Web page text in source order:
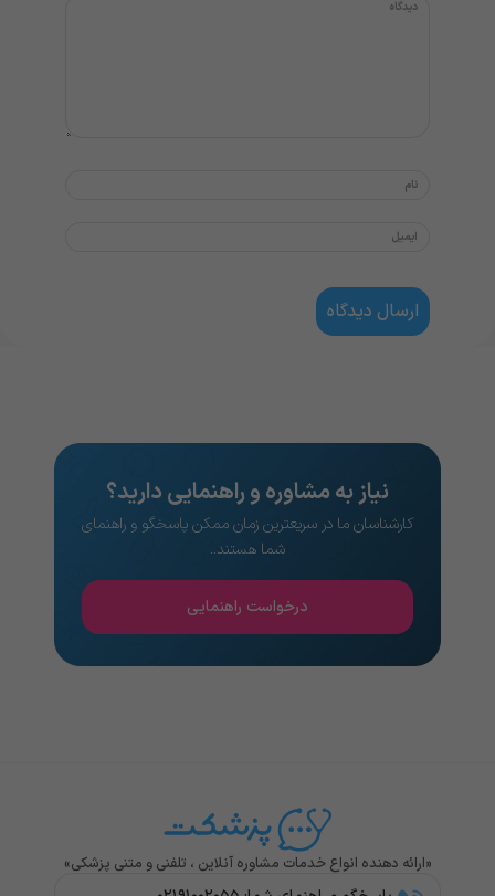
نیاز به مشاوره و راهنمایی دارید؟
کارشناسان ما در سریعترین زمان ممکن پاسخگو و راهنمای
شما هستند..
درخواست راهنمایی
«ارائه دهنده انواع خدمات مشاوره آنلاین ، تلفنی و متنی پزشکی»